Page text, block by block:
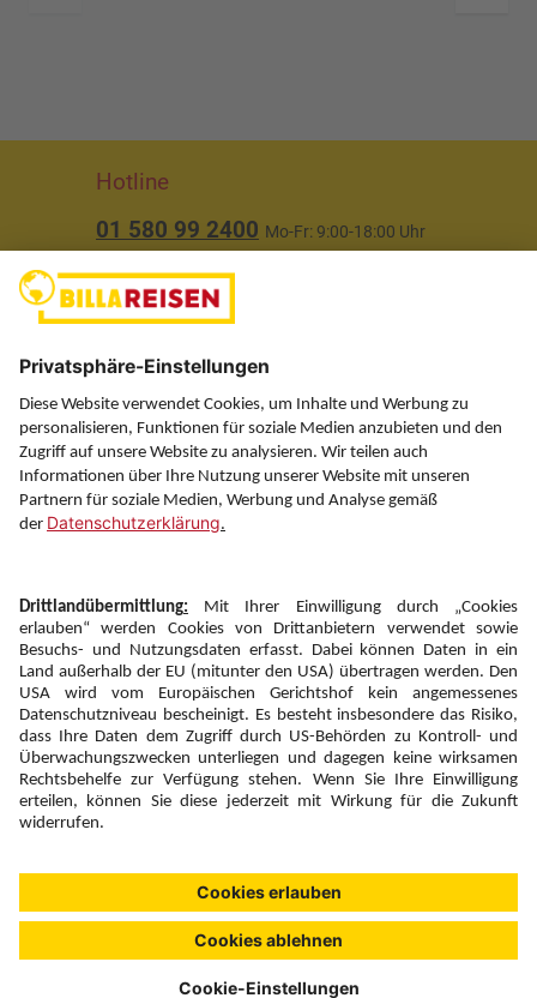
Hotline
01 580 99 2400 Mo-Fr: 9:00-18:00 Uhr
Über uns
Service
Information
Folgen Sie uns auf
Newsletter:
Anmelden
Fairness und
Unsere Inhalte: Standards und
Meldung
Copyright © 2026 DERTOUR Austria GmbH